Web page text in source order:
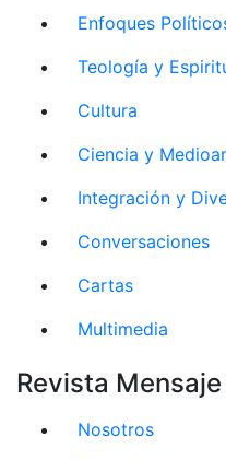
Enfoques
Teología y
Cultura
Ciencia y
Integración y
Conversaciones
Cartas
Multimedia
Revista Mensaje
Nosotros